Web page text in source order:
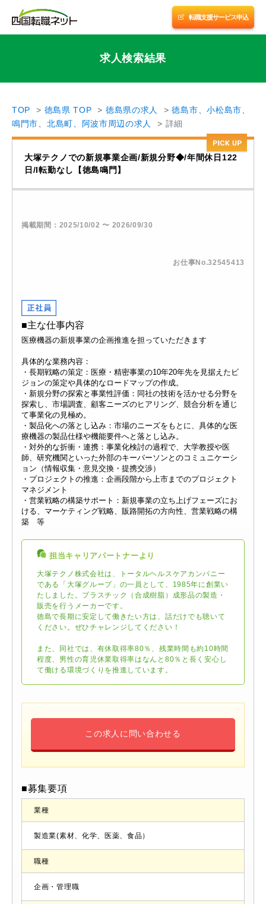
転職支援サービス申込
求人検索結果
TOP 徳島県 TOP 徳島県の求人
徳島市、小松島市、
鳴門市、北島町、阿波市周辺の求人
詳細
大塚テクノでの新規事業企画/新規分野◆/年間休日122
日/I転勤なし【徳島鳴門】
掲載期間：2025/10/02 〜 2026/09/30
お仕事No.32545413
■主な仕事内容
医療機器の新規事業の企画推進を担っていただきます
具体的な業務内容：
・長期戦略の策定：医療・精密事業の10年20年先を見据えたビ
ジョンの策定や具体的なロードマップの作成。
・新規分野の探索と事業性評価：同社の技術を活かせる分野を
探索し、市場調査、顧客ニーズのヒアリング、競合分析を通じ
て事業化の見極め。
・製品化への落とし込み：市場のニーズをもとに、具体的な医
療機器の製品仕様や機能要件へと落とし込み。
・対外的な折衝・連携：事業化検討の過程で、大学教授や医
師、研究機関といった外部のキーパーソンとのコミュニケーシ
ョン（情報収集・意見交換・提携交渉）
・プロジェクトの推進：企画段階から上市までのプロジェクト
マネジメント
・営業戦略の構築サポート：新規事業の立ち上げフェーズにお
ける、マーケティング戦略、販路開拓の方向性、営業戦略の構
築 等
担当キャリアパートナーより
大塚テクノ株式会社は、トータルヘルスケアカンパニー
である「大塚グループ」の一員として、1985年に創業い
たしました。プラスチック（合成樹脂）成形品の製造・
販売を行うメーカーです。
徳島で長期に安定して働きたい方は、話だけでも聴いて
ください。ぜひチャレンジしてください！
また、同社では、有休取得率80％、残業時間も約10時間
程度、男性の育児休業取得率はなんと80％と長く安心し
て働ける環境づくりを推進しています。
この求人に問い合わせる
■募集要項
業種
製造業(素材、化学、医薬、食品）
職種
企画・管理職
転職支援サービスに申し込む
四国優良企業チャンネル
会社案内
サイトマップ